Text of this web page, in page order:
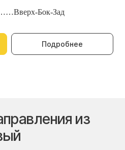
Бок-Зад
Подробнее
из